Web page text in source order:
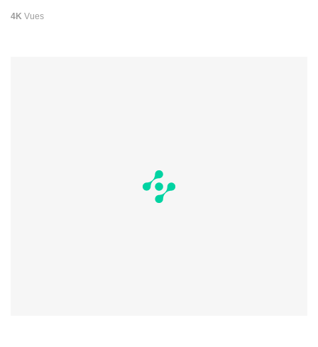
4K Vues